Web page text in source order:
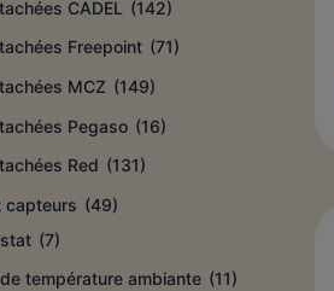
CADEL (142)
Freepoint (71)
MCZ (149)
Pegaso (16)
Red (131)
capteurs (49)
(7)
température ambiante (11)